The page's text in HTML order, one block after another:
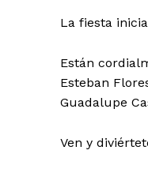
La fiesta
Están
Esteban
Guadalupe
Ven y